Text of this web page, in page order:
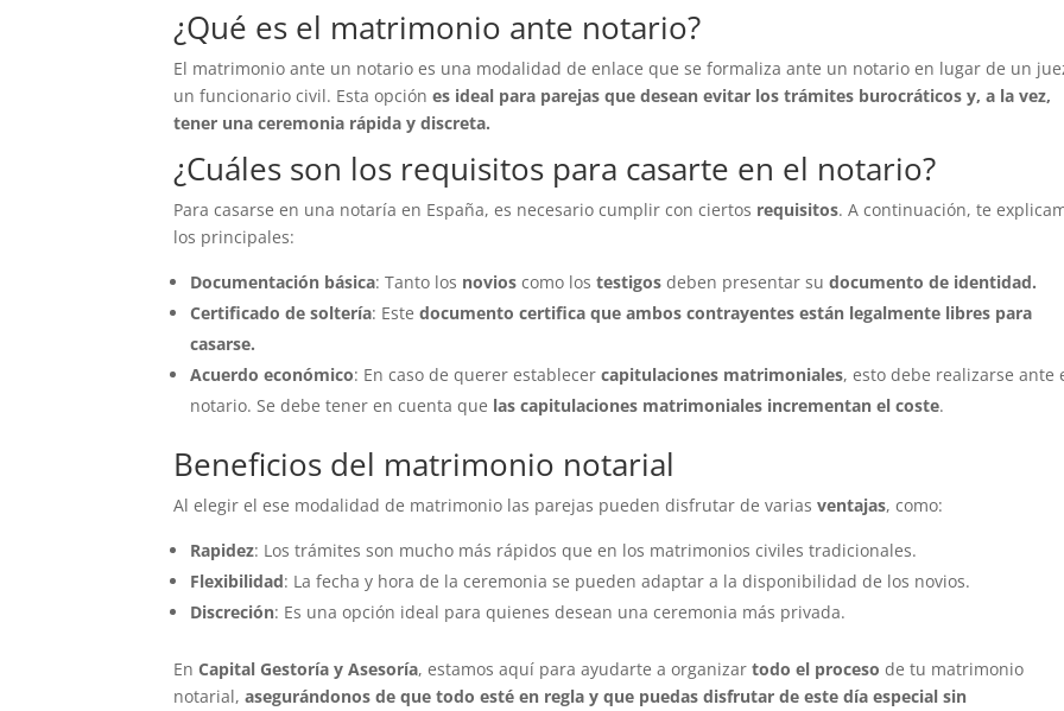
¿Qué es el matrimonio ante notario?
El matrimonio ante un notario es una modalidad de enlace que se formaliza ante un notario en lugar de un
un funcionario civil. Esta opciónes ideal para parejas que desean evitar los trámites burocráticos y, a la vez,
tener una ceremonia rápida y discreta.
¿Cuáles son los requisitos para casarte en el notario?
Para casarse en una notaría en España, es necesario cumplir con ciertos requisitos. A continuación, te
los principales:
Documentación básica: Tanto los novios como lostestigos deben presentar sudocumento de identidad.
Certificado de soltería: Estedocumento certifica que ambos contrayentes están legalmente libres para
casarse.
Acuerdo económico: En caso de querer establecercapitulaciones matrimoniales, esto debe realizarse ante
notario. Se debe tener en cuenta que las capitulaciones matrimoniales incrementan el coste.
Beneficios del matrimonio notarial
Al elegir el ese modalidad de matrimonio las parejas pueden disfrutar de variasventajas, como:
Rapidez: Los trámites son mucho más rápidos que en los matrimonios civiles tradicionales.
Flexibilidad: La fecha y hora de la ceremonia se pueden adaptar a la disponibilidad de los novios.
Discreción: Es una opción ideal para quienes desean una ceremonia más privada.
EnCapital Gestoría y Asesoría, estamos aquí para ayudarte a organizartodo el proceso de tu matrimonio
notarial,asegurándonos de que todo esté en regla y que puedas disfrutar de este día especial sin